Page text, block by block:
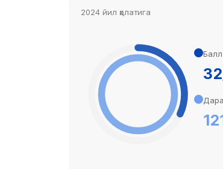
2024 йил ҳолатига
Балл